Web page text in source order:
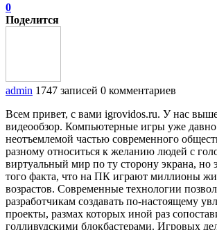
0
Поделится
admin 1747 записей 0 комментариев
Всем привет, с вами igrovidos.ru. У нас
видеообзор. Компьютерные игры уже давно
неотъемлемой частью современного
разному относиться к желанию людей с
виртуальный мир по ту сторону экрана, но
того факта, что на ПК играют миллионы
возрастов. Современные технологии
разработчикам создавать по-настоящему
проекты, размах которых иной раз
голливудскими блокбастерами. Игровых